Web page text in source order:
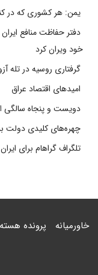
یمن: هر کشوری که در
دفتر حفاظت منافع
خود ویران کرد
گرفتاری روسیه در تله
امیدهای اقتصاد عراق
دویست و پنجاه سالگی
چهره‌های کلیدی دولت
تلگراف گراهام برای ایران
خاورمیانه پرونده